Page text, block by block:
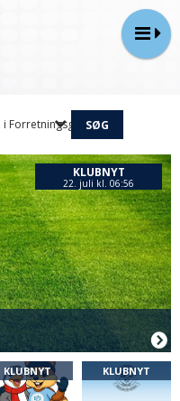
i Forretningsgange
KLUBNYT
22. juli kl. 06:56
KLUBNYT KLUBNYT